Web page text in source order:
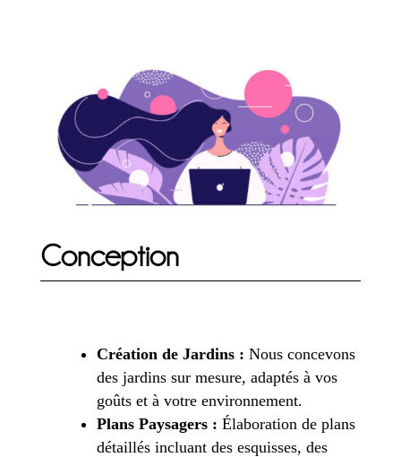
Conception
Création de Jardins : Nous concevons
des jardins sur mesure, adaptés à vos
goûts et à votre environnement.
Plans Paysagers : Élaboration de plans
détaillés incluant des esquisses, des